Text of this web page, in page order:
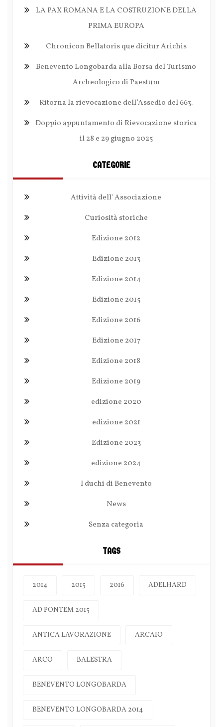
LA PAX ROMANA E LA COSTRUZIONE DELLA
PRIMA EUROPA
Chronicon Bellatoris que dicitur Arichis
Benevento Longobarda alla Borsa del Turismo
Archeologico di Paestum
Ritorna la rievocazione dell’Assedio del 663.
Doppio appuntamento di Rievocazione storica
il 28 e 29 giugno 2025
CATEGORIE
Attività dell' Associazione
Curiosità storiche
Edizione 2012
Edizione 2013
Edizione 2014
Edizione 2015
Edizione 2016
Edizione 2017
Edizione 2018
Edizione 2019
edizione 2020
edizione 2021
Edizione 2023
edizione 2024
I duchi di Benevento
News
Senza categoria
TAGS
2014 2015 2016 ADELHARD
AD PONTEM 2015
ANTICA LAVORAZIONE ARCAIO
ARCO BALESTRA
BENEVENTO LONGOBARDA
BENEVENTO LONGOBARDA 2014